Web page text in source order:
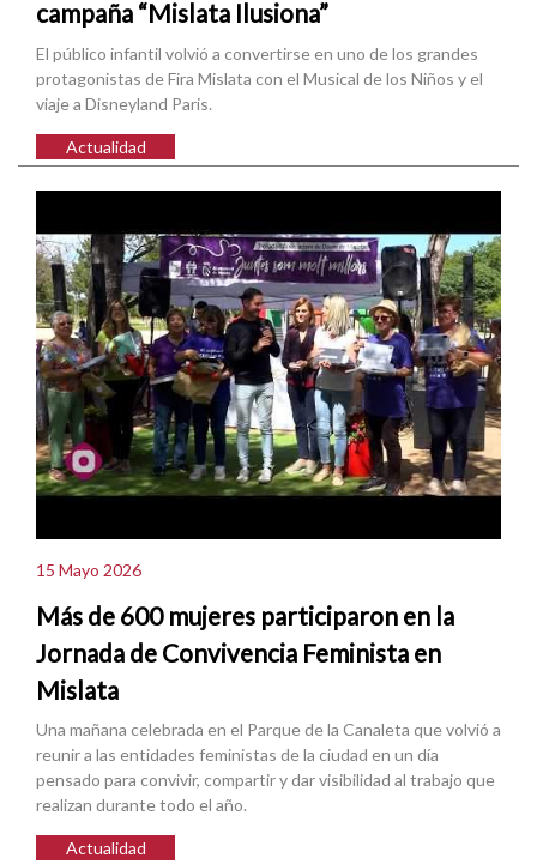
campaña “Mislata Ilusiona”
El público infantil volvió a convertirse en uno de los grandes
protagonistas de Fira Mislata con el Musical de los Niños y el
viaje a Disneyland Paris.
Actualidad
15 Mayo 2026
Más de 600 mujeres participaron en la
Jornada de Convivencia Feminista en
Mislata
Una mañana celebrada en el Parque de la Canaleta que volvió a
reunir a las entidades feministas de la ciudad en un día
pensado para convivir, compartir y dar visibilidad al trabajo que
realizan durante todo el año.
Actualidad